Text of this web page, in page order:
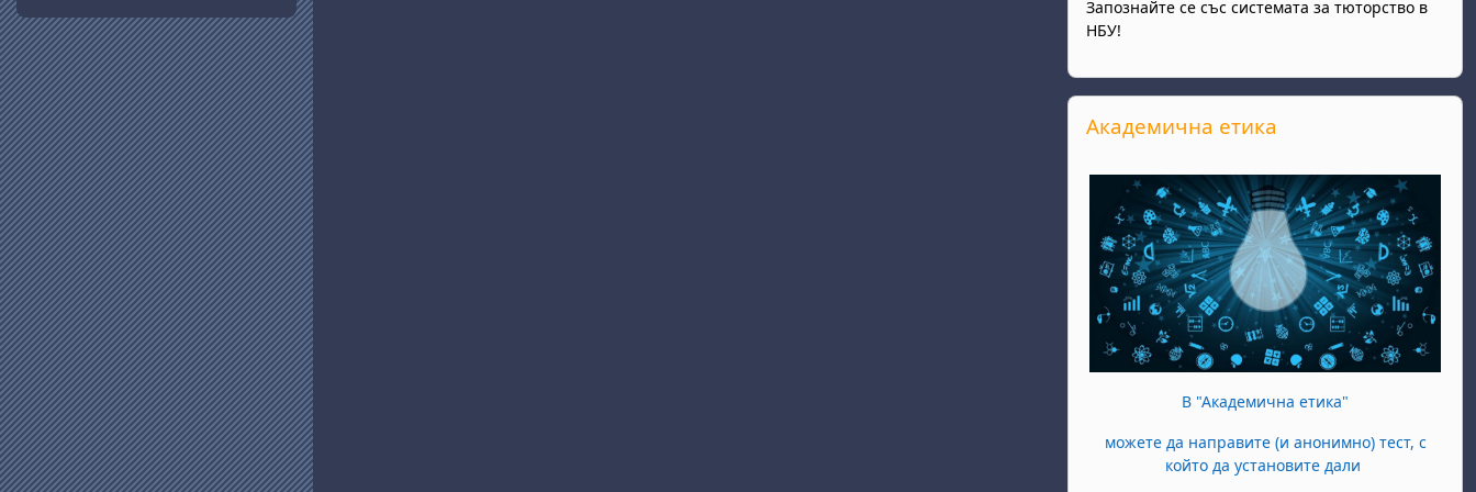
Запознайте се със системата за тюторство в
НБУ!
Skip Академична етика
Академична етика
В "Академична етика"
можете да направите (и анонимно) тест, с
който да установите дали